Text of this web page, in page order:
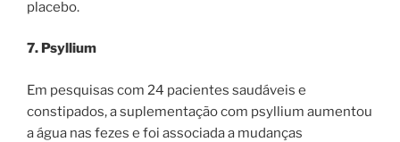
placebo.
7. Psyllium
Em pesquisas com 24 pacientes saudáveis ​​e
constipados, a suplementação com psyllium aumentou
a água nas fezes e foi associada a mudanças